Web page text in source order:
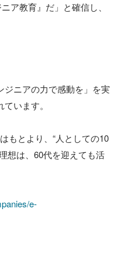
ア教育』だ」と確信し、
ジニアの力で感動を」を実
います。
もとより、“人としての10
想は、60代を迎えても活
e-